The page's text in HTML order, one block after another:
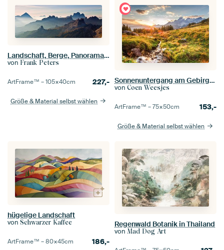
Landschaft, Berge, Panorama in den Alpen bei Sonnenaufgang mit Nebel und Morgennebel, Italien
von Frank Peters
ArtFrame™ –105×40cm 227,-
Größe & Material selbst wählen
Sonnenuntergang am Gebirgsbach in Filzmoos
von Coen Weesjes
ArtFrame™ –75×50cm 153,-
Größe & Material selbst wählen
hügelige Landschaft
von Schwarzer Kaffee
ArtFrame™ –80×45cm 186,-
Regenwald Botanik in Thailand
von Mad Dog Art